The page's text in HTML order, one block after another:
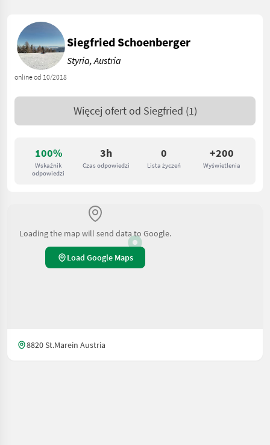
100%
Wskaźnik
odpowiedzi
3h
Czas odpowiedzi
0
Lista życzeń
+200
Wyświetlenia
online od 10/2018
Siegfried Schoenberger
Styria, Austria
Więcej ofert od Siegfried (1)
Loading the map will send data to Google.
Load Google Maps
8820 St.Marein Austria